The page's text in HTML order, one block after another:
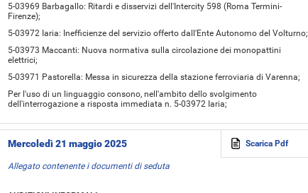
5-03969 Barbagallo: Ritardi e disservizi dell'Intercity 598 (Roma Termini-
Firenze);
5-03972 Iaria: Inefficienze del servizio offerto dall'Ente Autonomo del Volturno;
5-03973 Maccanti: Nuova normativa sulla circolazione dei monopattini
elettrici;
5-03971 Pastorella: Messa in sicurezza della stazione ferroviaria di Varenna;
Per l'uso di un linguaggio consono, nell'ambito dello svolgimento
dell'interrogazione a risposta immediata n. 5-03972 Iaria;
Mercoledì 21 maggio 2025
Allegato contenente i documenti di seduta
Scarica Pdf